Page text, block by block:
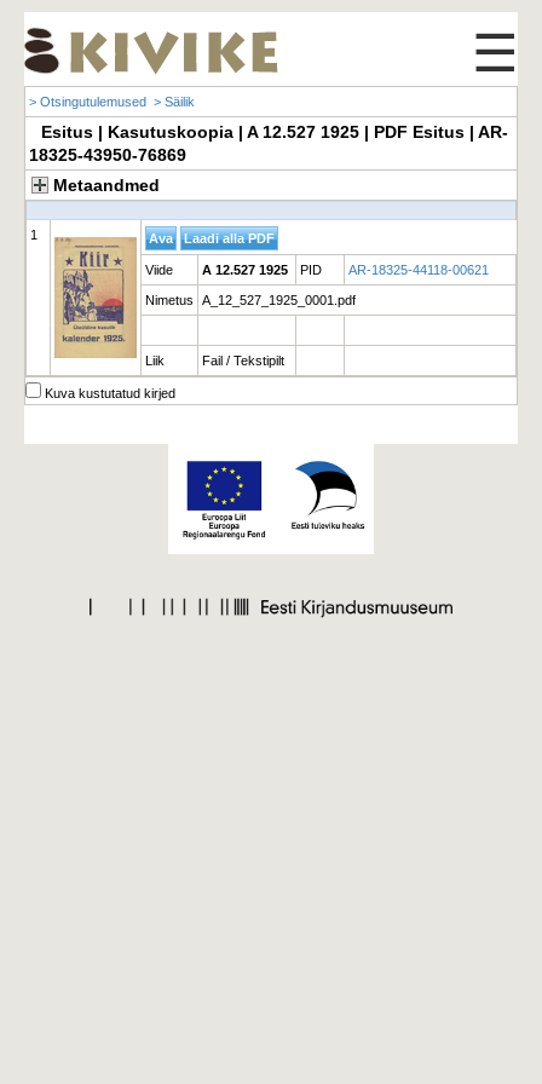
☰
> Otsingutulemused > Säilik
Esitus | Kasutuskoopia | A 12.527 1925 | PDF Esitus | AR-
18325-43950-76869
Metaandmed
1
Viide A 12.527 1925 PID AR-18325-44118-00621
Nimetus A_12_527_1925_0001.pdf
Liik Fail / Tekstipilt
Kuva kustutatud kirjed